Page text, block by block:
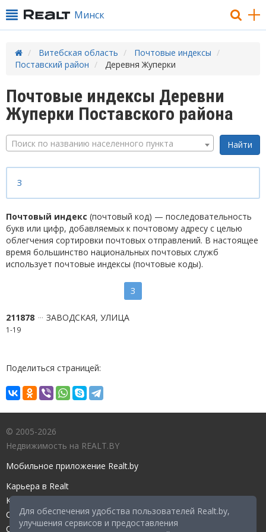
Для обеспечения удобства пользователей Realt.by,
улучшения сервисов и предоставления
Минск
Витебская область
Почтовые индексы
Поставский район
Деревня Жуперки
Почтовые индексы Деревни
Жуперки Поставского района
Поиск по названию населенного пункта
З
Почтовый индекс (почтовый код) — последовательность
букв или цифр, добавляемых к почтовому адресу с целью
облегчения сортировки почтовых отправлений. В настоящее
время большинство национальных почтовых служб
использует почтовые индексы (почтовые коды).
З
211878 ЗАВОДСКАЯ, УЛИЦА
1-19
Поделиться страницей:
© 2005-2026
Недвижимость на REALT.BY
Мобильное приложение Realt.by
Карьера в Realt
Контакты редакции
Справочный центр
Служба поддержки